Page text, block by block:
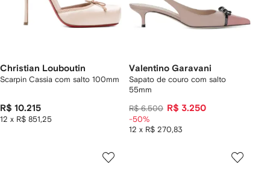
Christian Louboutin
Scarpin Cassia com salto 100mm
R$ 10.215
12 x R$ 851,25
Valentino Garavani
Sapato de couro com salto
55mm
R$ 6.500 R$ 3.250
12 x R$ 270,83
-50%